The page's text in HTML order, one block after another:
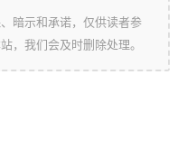
暗示和承诺，仅供读者参
，我们会及时删除处理。